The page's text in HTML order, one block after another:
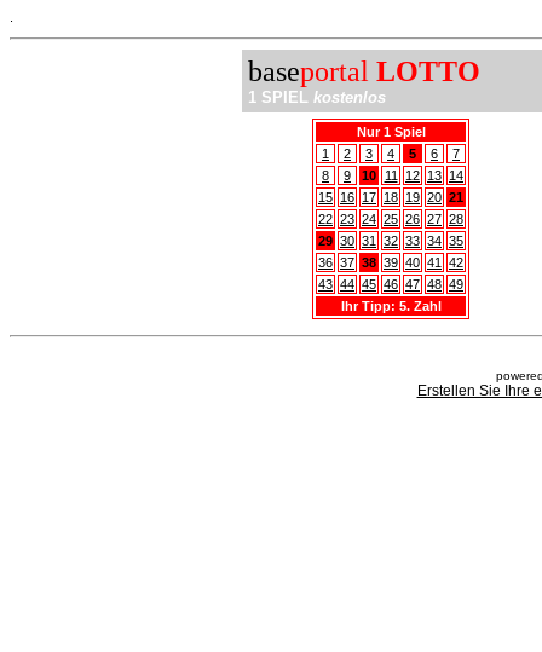
baseportal LOTTO
1 SPIEL kostenlos
Nur 1 Spiel
1
2 3 4 5 6
7
8
9 10 11 12 13 14
15 16 17 18 19 20 21
22 23 24 25 26 27 28
29 30 31 32 33 34 35
36 37 38 39 40 41
42
43 44 45 46 47 48 49
Ihr Tipp: 5. Zahl
Erstellen Sie Ihre